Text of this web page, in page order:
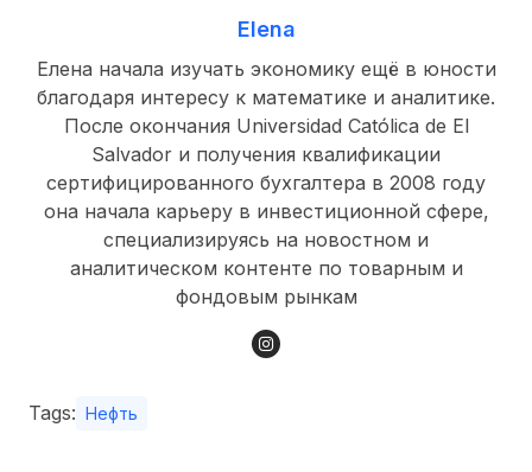
Elena
Елена начала изучать экономику ещё в юности
благодаря интересу к математике и аналитике.
После окончания Universidad Católica de El
Salvador и получения квалификации
сертифицированного бухгалтера в 2008 году
она начала карьеру в инвестиционной сфере,
специализируясь на новостном и
аналитическом контенте по товарным и
фондовым рынкам
Tags: Нефть